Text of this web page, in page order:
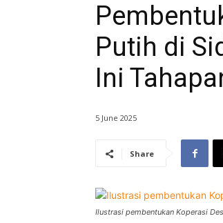
Putih di
Ini
5 June 2025
Share
Ilustrasi pembentukan Koperasi